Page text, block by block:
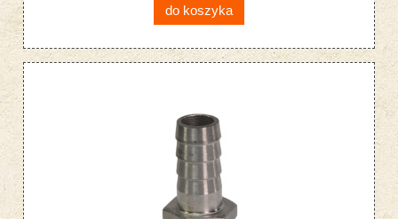
do koszyka